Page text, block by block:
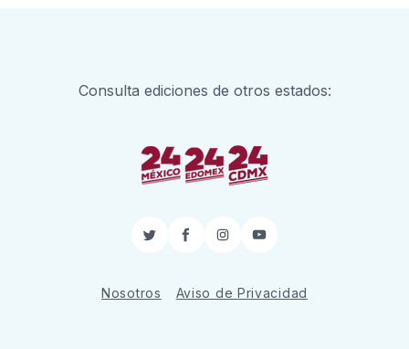
Consulta ediciones de otros estados:
TwitterFacebook
InstagramYouTube
Nosotros Aviso de Privacidad